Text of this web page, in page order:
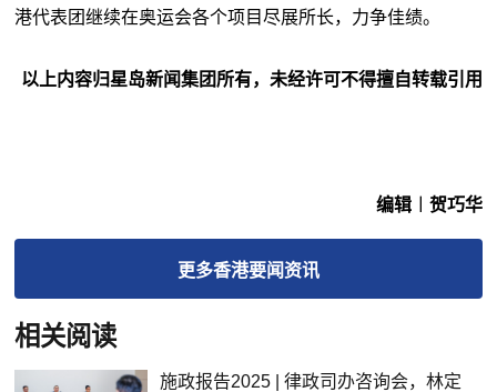
港代表团继续在奥运会各个项目尽展所长，力争佳绩。
以上内容归星岛新闻集团所有，未经许可不得擅自转载引用
编辑︱贺巧华
更多香港要闻资讯
相关阅读
施政报告2025 | 律政司办咨询会，林定